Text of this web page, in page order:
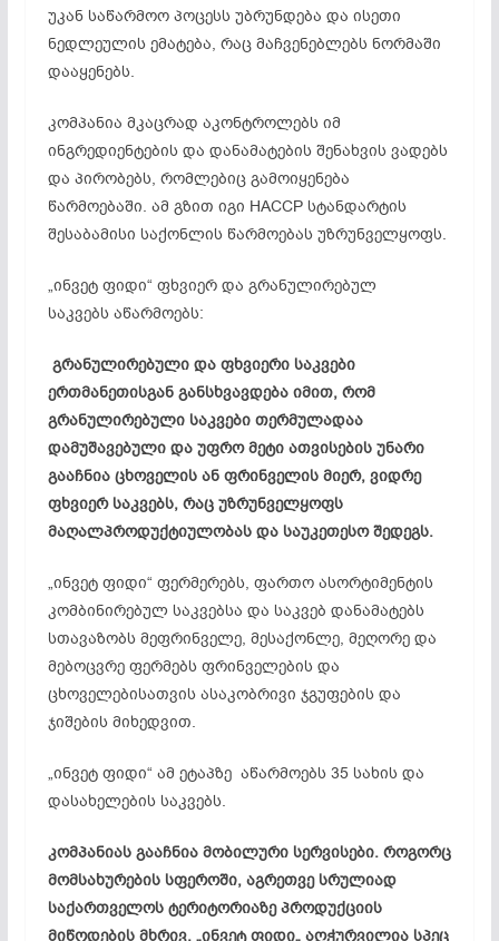
უკან საწარმოო პოცესს უბრუნდება და ისეთი
ნედლეულის ემატება, რაც მაჩვენებლებს ნორმაში
დააყენებს.
კომპანია მკაცრად აკონტროლებს იმ
ინგრედიენტების და დანამატების შენახვის ვადებს
და პირობებს, რომლებიც გამოიყენება
წარმოებაში. ამ გზით იგი HACCP სტანდარტის
შესაბამისი საქონლის წარმოებას უზრუნველყოფს.
„ინვეტ ფიდი“ ფხვიერ და გრანულირებულ
საკვებს აწარმოებს:
გრანულირებული და ფხვიერი საკვები
ერთმანეთისგან განსხვავდება იმით, რომ
გრანულირებული საკვები თერმულადაა
დამუშავებული და უფრო მეტი ათვისების უნარი
გააჩნია ცხოველის ან ფრინველის მიერ, ვიდრე
ფხვიერ საკვებს, რაც უზრუნველყოფს
მაღალპროდუქტიულობას და საუკეთესო შედეგს.
„ინვეტ ფიდი“ ფერმერებს, ფართო ასორტიმენტის
კომბინირებულ საკვებსა და საკვებ დანამატებს
სთავაზობს​ მეფრინველე, მესაქონლე, მეღორე და
მებოცვრე ფერმებს ფრინველების და
ცხოველებისათვის ასაკობრივი ჯგუფების და
ჯიშების მიხედვით.
„ინვეტ ფიდი“ ამ ეტაპზე აწარმოებს 35 სახის და
დასახელების საკვებს.
კომპანიას გააჩნია მობილური სერვისები. როგორც
მომსახურების სფეროში, აგრეთვე სრულიად
საქართველოს ტერიტორიაზე პროდუქციის
მიწოდების მხრივ. „ინვეტ ფიდი„ აღჭურვილია სპეც